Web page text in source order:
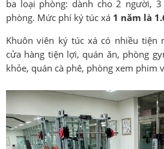
ba loại phòng: dành cho 2 người,
phòng. Mức phí ký túc xá 1 năm là
Khuôn viên ký túc xá có nhiều tiện
cửa hàng tiện lợi, quán ăn, phòng
khỏe, quán cà phê, phòng xem phim